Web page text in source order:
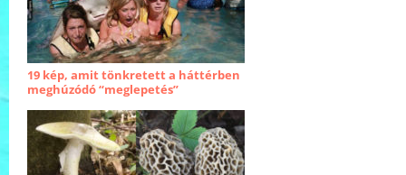
19 kép, amit tönkretett a háttérben
meghúzódó “meglepetés”